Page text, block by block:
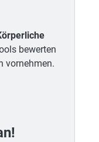
bewerten
vornehmen.